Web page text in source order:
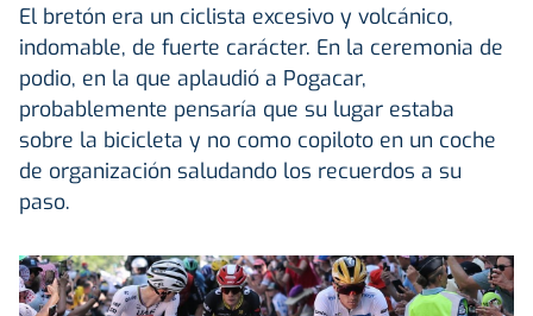
El bretón era un ciclista excesivo y volcánico,
indomable, de fuerte carácter. En la ceremonia de
podio, en la que aplaudió a Pogacar,
probablemente pensaría que su lugar estaba
sobre la bicicleta y no como copiloto en un coche
de organización saludando los recuerdos a su
paso.